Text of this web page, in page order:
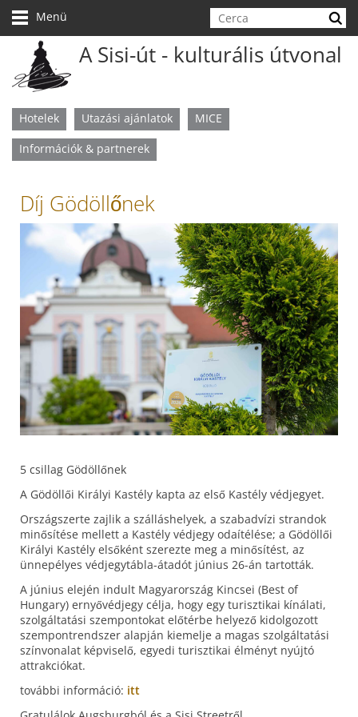
Menü
navigation
A Sisi-út - kulturális útvonal
Hotelek Utazási ajánlatok
MICE
Információk & partnerek
Díj Gödöllőnek
5 csillag Gödöllőnek
A Gödöllői Királyi Kastély kapta az első Kastély védjegyet.
Országszerte zajlik a szálláshelyek, a szabadvízi strandok
minősítése mellett a Kastély védjegy odaítélése; a Gödöllői
Királyi Kastély elsőként szerezte meg a minősítést, az
ünnepélyes védjegytábla-átadót június 26-án tartották.
A június elején indult Magyarország Kincsei (Best of
Hungary) ernyővédjegy célja, hogy egy turisztikai kínálati,
szolgáltatási szempontokat előtérbe helyező kidolgozott
szempontrendszer alapján kiemelje a magas szolgáltatási
színvonalat képviselő, egyedi turisztikai élményt nyújtó
attrakciókat.
további információ: itt